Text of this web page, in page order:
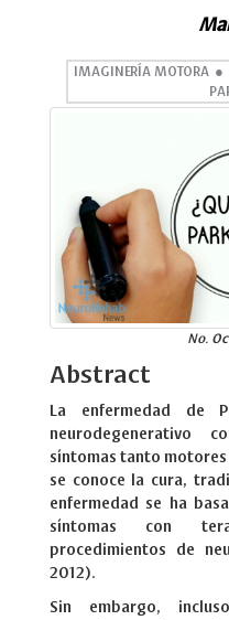
IMAGINERÍA MOTORA
No.
Abstract
La enfermedad de
neurodegenerativo
síntomas tanto motores
se conoce la cura,
enfermedad se ha
síntomas con
procedimientos de
2012).
Sin embargo,